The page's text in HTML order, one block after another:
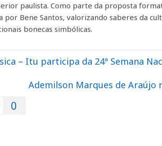
paulista. Como parte da proposta
por Bene Santos, valorizando saberes da
bonecas simbólicas.
– Itu participa da 24ª Semana
Ademilson Marques de Araújo
0